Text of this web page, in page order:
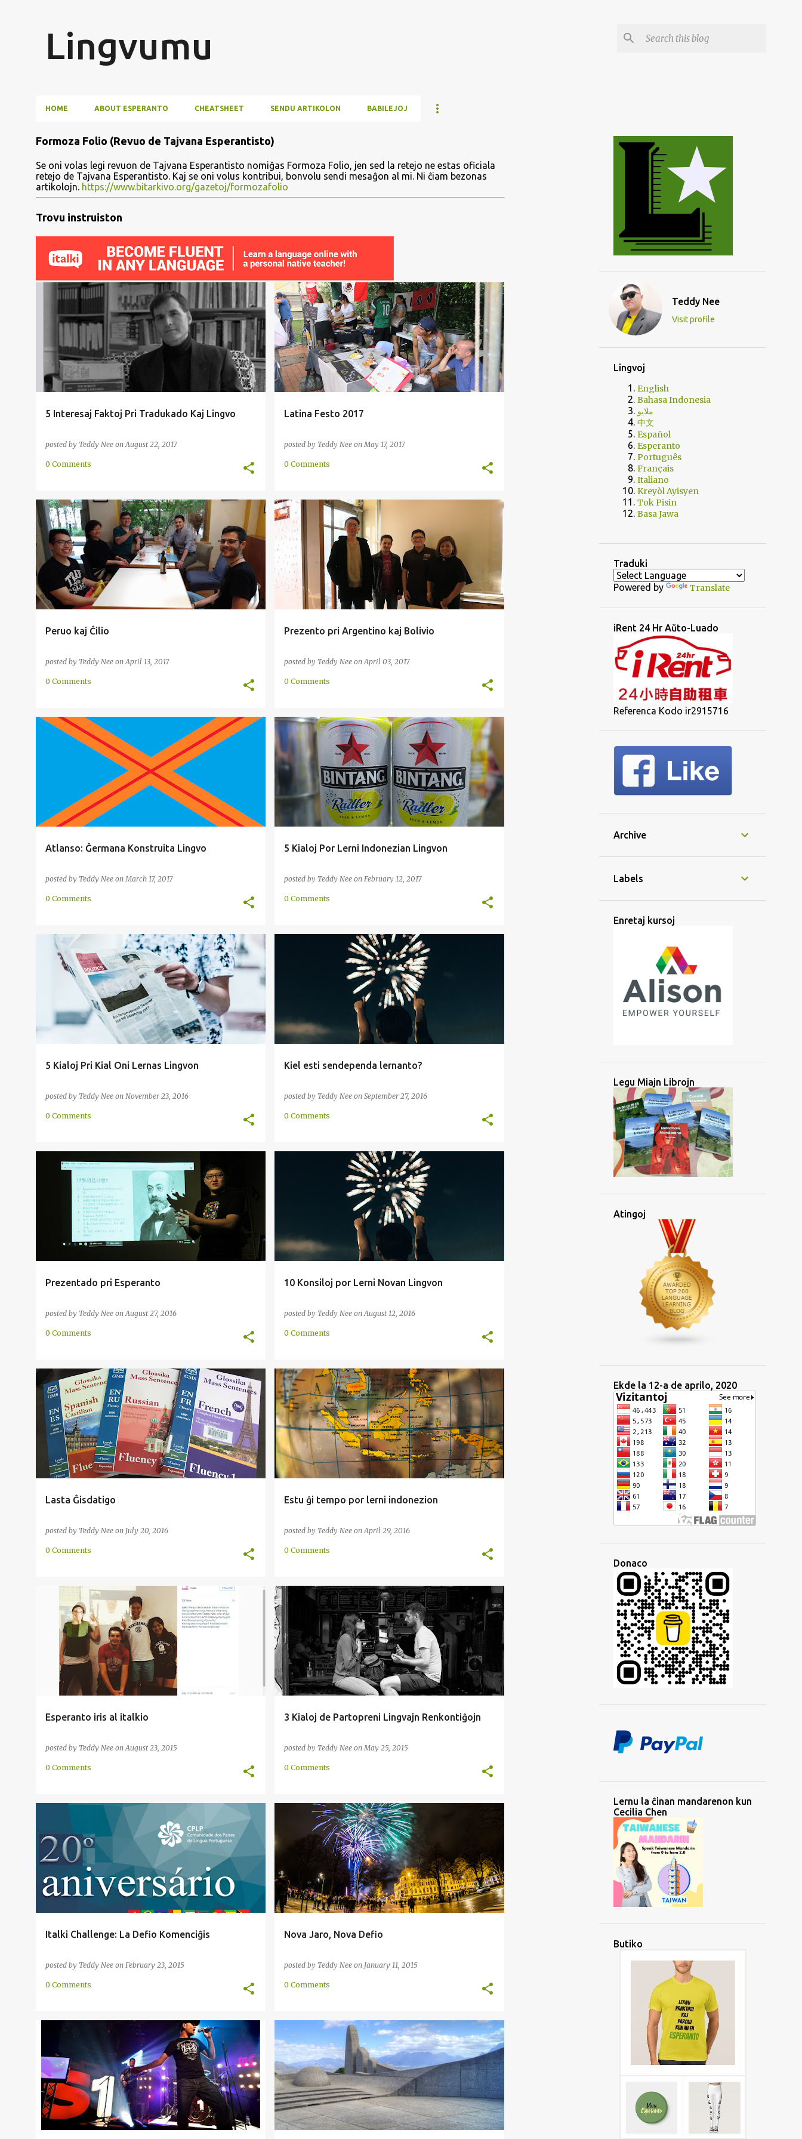
Lingvumu
HOME ABOUT ESPERANTO CHEATSHEET SENDU ARTIKOLON BABILEJOJ
P
o
s
t
Formoza Folio (Revuo de Tajvana Esperantisto)
Se oni volas legi revuon de Tajvana Esperantisto nomiĝas Formoza Folio, jen sed la retejo ne estas oficiala
retejo de Tajvana Esperantisto. Kaj se oni volus kontribui, bonvolu sendi mesaĝon al mi. Ni ĉiam bezonas
artikolojn. https://www.bitarkivo.org/gazetoj/formozafolio
Trovu instruiston
5 Interesaj Faktoj Pri Tradukado Kaj Lingvo
posted by Teddy Nee onAugust 22, 2017
DEKLARACIO ENRETA HOMAJ
0 Comments
Latina Festo 2017
posted by Teddy Nee onMay 17, 2017
ARGENTINO EVENTO FESTO HAITIO KULTURO
LATINO MANĜAĴO MUZIKO +
TRINKAĴO
0 Comments
Peruo kaj Ĉilio
posted by Teddy Nee onApril 13, 2017
AMERIKO ĈILIO DANCO KULTURO LATINO
+
PERUO
0 Comments
Prezento pri Argentino kaj Bolivio
posted by Teddy Nee onApril 03, 2017
ANGLA ARGENTINO BOLIVIO
INTERNACIA KULTURO POLITIKO
PREZENTADO
0 Comments
Atlanso: Ĝermana Konstruita Lingvo
posted by Teddy Nee onMarch 17, 2017
AFRIKO ATLAANS ENKONDUKO
0 Comments
5 Kialoj Por Lerni Indonezian Lingvon
posted by Teddy Nee on February 12, 2017
AŬSTRONEZIA ENKONDUKO INDONEZIA
INDONEZIO +
METODO
0 Comments
5 Kialoj Pri Kial Oni Lernas Lingvon
posted by Teddy Nee on November 23, 2016
AVANTAĜO CERBO KIALO KONO +1
0 Comments
Kiel esti sendependa lernanto?
posted by Teddy Nee on September 27, 2016
ENRETA INDONEZIA LERNANTO
METODO RAKONTO
0 Comments
Prezentado pri Esperanto
posted by Teddy Nee onAugust 27, 2016
DONACO LIBRO ORGANIZO
PREZENTADO RAKONTO SENPROFITA
0 Comments
10 Konsiloj por Lerni Novan Lingvon
posted by Teddy Nee onAugust 12, 2016
KONSILO LERNADO METODO
PAROLADO RAKONTO
0 Comments
Lasta Ĝisdatigo
posted by Teddy Nee on July 20, 2016
AZIO BLOGO CENTRA ENRETA FRANCA +3
0 Comments
Estu ĝi tempo por lerni indonezion
posted by Teddy Nee onApril 29, 2016
ENKONDUKO GLOSSIKO INDONEZIO MALAJA
MALAJZIO METODO RECENZO
0 Comments
Esperanto iris al italkio
posted by Teddy Nee onAugust 23, 2015
ĈINIO ESPERANTO INTERNACIA ITALKI ITALKIO
TAJVANO
0 Comments
3 Kialoj de Partopreni Lingvajn Renkontiĝojn
posted by Teddy Nee onMay 25, 2015
INTERNACIA KOMUNUMO LINGVO MOTIVO
RENKONTIĜO +
SOCIO
0 Comments
Italki Challenge: La Defio Komenciĝis
posted by Teddy Nee on February 23, 2015
GALEGA HISPANA MIRANDA
PORTUGALA
0 Comments
Nova Jaro, Nova Defio
posted by Teddy Nee on January 11, 2015
ENRETA INTERNACIA KOMUNUMO
RAKONTO
0 Comments
ESPERANTA HISPANA
KULTURO +
NEDERLANDA
ANGLA ENRETA INTERPAROLADO
+
NEDERLANDA
Teddy Nee
Visit profile
Lingvoj
English
Bahasa Indonesia
ملايو
中文
Español
Esperanto
Português
Français
Italiano
Kreyòl Ayisyen
Tok Pisin
Basa Jawa
Traduki
Powered by Translate
iRent 24 Hr Aŭto-Luado
Referenca Kodo ir2915716
Archive
Labels
Enretaj kursoj
Legu Miajn Librojn
Atingoj
Ekde la 12-a de aprilo, 2020
Donaco
Lernu la ĉinan mandarenon kun
Cecilia Chen
Butiko